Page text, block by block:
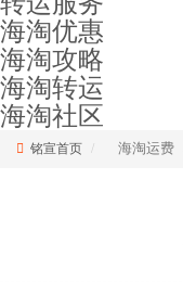
海淘优惠
海淘攻略
海淘转运
海淘社区
铭宣首页 海淘运费